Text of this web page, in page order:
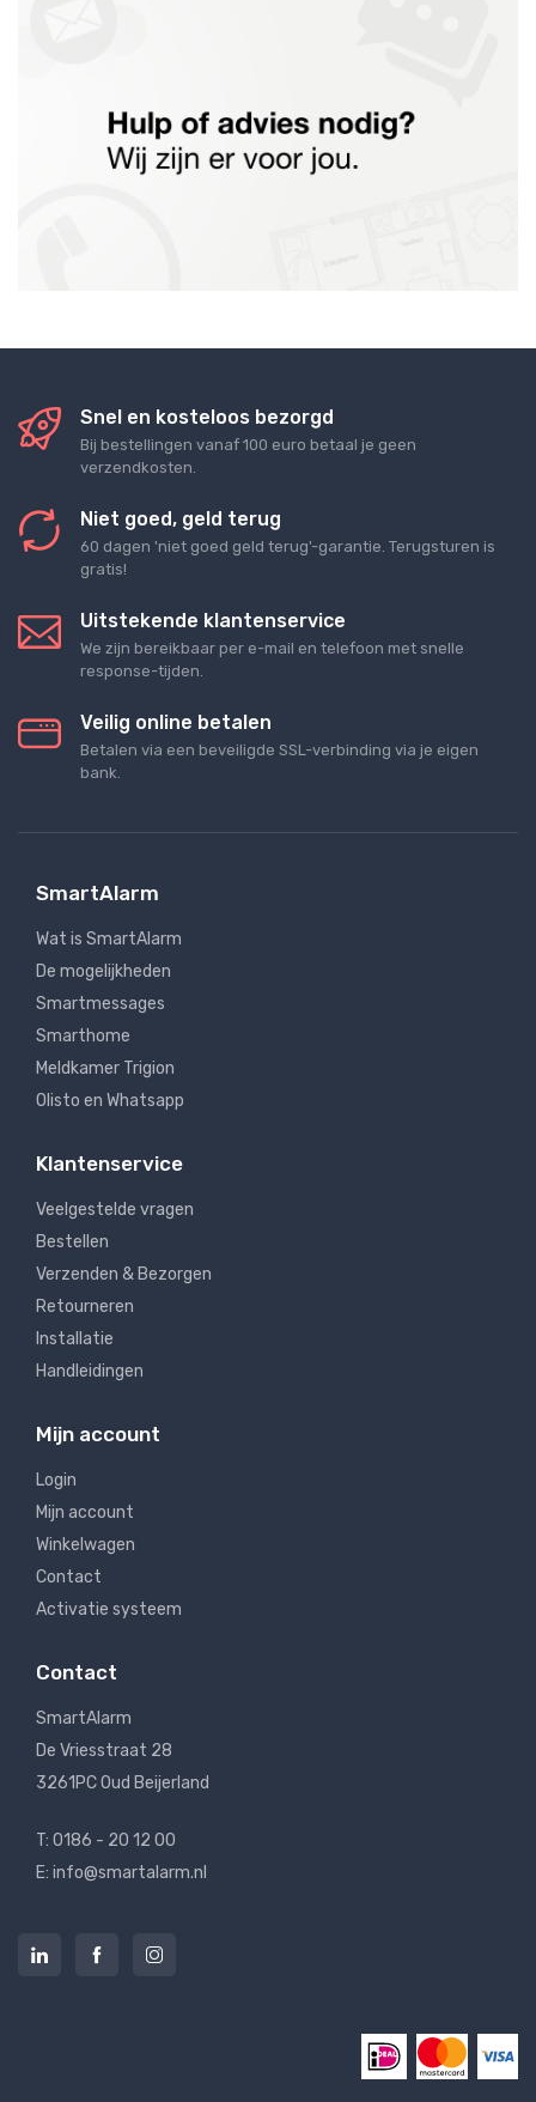
Snel en kosteloos bezorgd
Bij bestellingen vanaf 100 euro betaal je geen
verzendkosten.
Niet goed, geld terug
60 dagen 'niet goed geld terug'-garantie. Terugsturen is
gratis!
Uitstekende klantenservice
We zijn bereikbaar per e-mail en telefoon met snelle
response-tijden.
Veilig online betalen
Betalen via een beveiligde SSL-verbinding via je eigen
bank.
SmartAlarm
Wat is SmartAlarm
De mogelijkheden
Smartmessages
Smarthome
Meldkamer Trigion
Olisto en Whatsapp
Klantenservice
Veelgestelde vragen
Bestellen
Verzenden & Bezorgen
Retourneren
Installatie
Handleidingen
Mijn account
Login
Mijn account
Winkelwagen
Contact
Activatie systeem
Contact
SmartAlarm
De Vriesstraat 28
3261PC Oud Beijerland
T: 0186 - 20 12 00
E: info@smartalarm.nl